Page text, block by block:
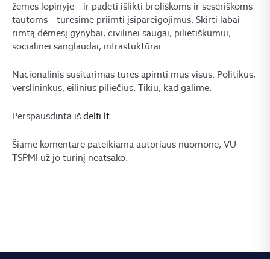
žemės lopinyje – ir padėti išlikti broliškoms ir seseriškoms
tautoms – turėsime priimti įsipareigojimus. Skirti labai
rimtą dėmesį gynybai, civilinei saugai, pilietiškumui,
socialinei sanglaudai, infrastuktūrai.
Nacionalinis susitarimas turės apimti mus visus. Politikus,
verslininkus, eilinius piliečius. Tikiu, kad galime.
Perspausdinta iš delfi.lt
Šiame komentare pateikiama autoriaus nuomonė, VU
TSPMI už jo turinį neatsako.